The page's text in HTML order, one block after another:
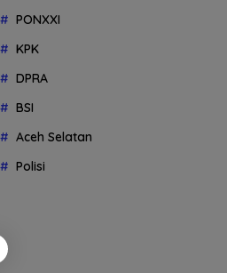
PONXXI
KPK
DPRA
BSI
Aceh Selatan
Polisi